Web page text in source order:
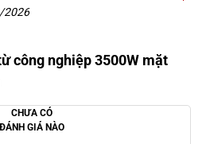
MUA HÀNG TRỊ GIÁ
SỬA CHỮA TRỌN
2026
công nghiệp 3500W mặt
CHƯA CÓ
ĐÁNH GIÁ NÀO